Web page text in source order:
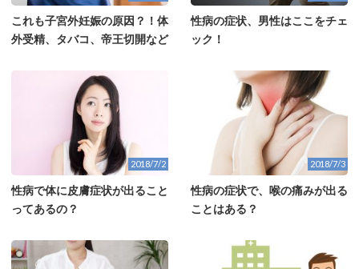
これも子宮外妊娠の原因？！体
外受精、タバコ、帝王切開など
性病の症状、男性はここをチェ
ック！
2018/7/2
性病で体に皮膚症状が出ること
ってあるの？
2018/7/3
性病の症状で、喉の痛みが出る
ことはある？